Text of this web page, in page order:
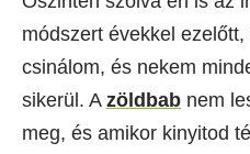
módszert évekkel
csinálom, és nekem
sikerül. A zöldbab nem
meg, és amikor kinyitod